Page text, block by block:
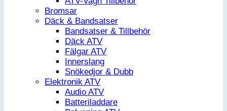
Bromsar
Däck & Bandsatser
Bandsatser & Tillbehör
Däck ATV
Fälgar ATV
Innerslang
Snökedjor & Dubb
Elektronik ATV
Audio ATV
Batteriladdare